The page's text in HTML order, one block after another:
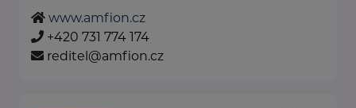
www.amfion.cz
+420 731 774 174
reditel@amfion.cz